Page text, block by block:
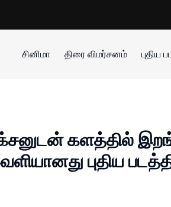
சினிமா திரை விமர்சனம் புதிய
களத்தில்
புதிய